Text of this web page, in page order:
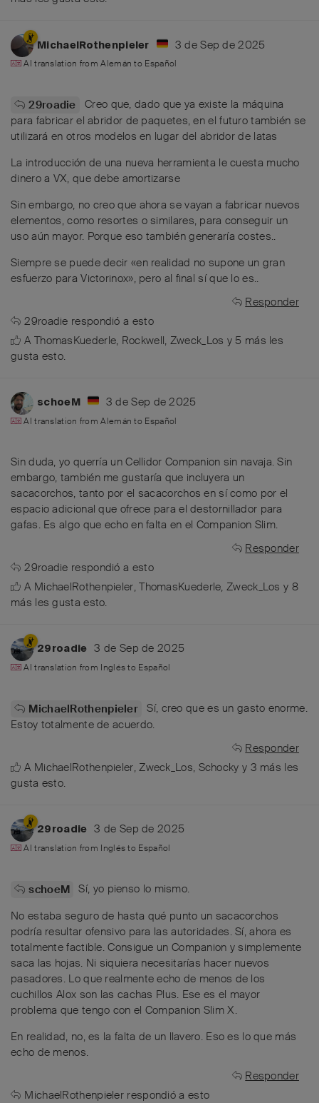
MichaelRothenpieler 3 de Sep de 2025
AI translation fromAlemán to Español
29roadie
Creo que, dado que ya existe la máquina
para fabricar el abridor de paquetes, en el futuro también se
utilizará en otros modelos en lugar del abridor de latas
La introducción de una nueva herramienta le cuesta mucho
dinero a VX, que debe amortizarse
Sin embargo, no creo que ahora se vayan a fabricar nuevos
elementos, como resortes o similares, para conseguir un
uso aún mayor. Porque eso también generaría costes..
Siempre se puede decir «en realidad no supone un gran
esfuerzo para Victorinox», pero al final sí que lo es..
Responder
29roadie respondió a esto
A ThomasKuederle, Rockwell, Zweck_Los y 5 más les
gusta esto.
schoeM 3 de Sep de 2025
AI translation fromAlemán to Español
Sin duda, yo querría un Cellidor Companion sin navaja. Sin
embargo, también me gustaría que incluyera un
sacacorchos, tanto por el sacacorchos en sí como por el
espacio adicional que ofrece para el destornillador para
gafas. Es algo que echo en falta en el Companion Slim.
Responder
29roadie respondió a esto
A MichaelRothenpieler,ThomasKuederle,Zweck_Los y 8
más les gusta esto.
29roadie 3 de Sep de 2025
AI translation from Inglésto Español
MichaelRothenpieler Sí, creo que es un gasto enorme.
Estoy totalmente de acuerdo.
Responder
A MichaelRothenpieler,Zweck_Los, Schocky y 3 más les
gusta esto.
29roadie 3 de Sep de 2025
AI translation from Inglésto Español
schoeM Sí, yo pienso lo mismo.
No estaba seguro de hasta qué punto un sacacorchos
podría resultar ofensivo para las autoridades. Sí, ahora es
totalmente factible. Consigue un Companion y simplemente
saca las hojas. Ni siquiera necesitarías hacer nuevos
pasadores. Lo que realmente echo de menos de los
cuchillos Alox son las cachas Plus. Ese es el mayor
problema que tengo con el Companion Slim X.
En realidad, no, es la falta de un llavero. Eso es lo que más
echo de menos.
Responder
MichaelRothenpieler respondió a esto